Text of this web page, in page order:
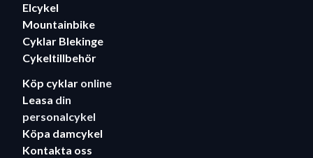
Elcykel
Mountainbike
Cyklar Blekinge
Cykeltillbehör
Köp cyklar online
Leasa din
personalcykel
Köpa damcykel
Kontakta oss